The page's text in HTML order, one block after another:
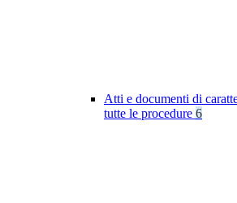
Atti e documenti di
tutte le procedure 6